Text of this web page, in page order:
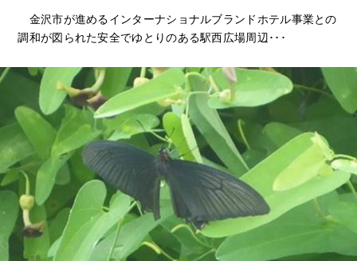
金沢市が進めるインターナショナルブランドホテル事業との
調和が図られた安全でゆとりのある駅西広場周辺･･･